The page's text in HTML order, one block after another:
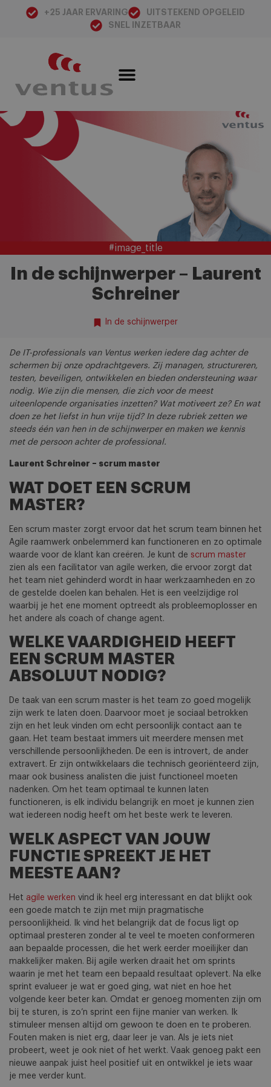
+25 JAAR ERVARING
UITSTEKEND OPGELEID
SNEL INZETBAAR
#image_title
In de schijnwerper – Laurent
Schreiner
In de schijnwerper
De IT-professionals van Ventus werken iedere dag achter de
schermen bij onze opdrachtgevers. Zij managen, structureren,
testen, beveiligen, ontwikkelen en bieden ondersteuning waar
nodig. Wie zijn die mensen, die zich voor de meest
uiteenlopende organisaties inzetten? Wat motiveert ze? En wat
doen ze het liefst in hun vrije tijd? In deze rubriek zetten we
steeds één van hen in de schijnwerper en maken we kennis
met de persoon achter de professional.
Laurent Schreiner – scrum master
WAT DOET EEN SCRUM
MASTER?
Een scrum master zorgt ervoor dat het scrum team binnen het
Agile raamwerk onbelemmerd kan functioneren en zo optimale
waarde voor de klant kan creëren. Je kunt de scrum master
zien als een facilitator van agile werken, die ervoor zorgt dat
het team niet gehinderd wordt in haar werkzaamheden en zo
de gestelde doelen kan behalen. Het is een veelzijdige rol
waarbij je het ene moment optreedt als probleemoplosser en
het andere als coach of change agent.
WELKE VAARDIGHEID HEEFT
EEN SCRUM MASTER
ABSOLUUT NODIG?
De taak van een scrum master is het team zo goed mogelijk
zijn werk te laten doen. Daarvoor moet je sociaal betrokken
zijn en het leuk vinden om echt persoonlijk contact aan te
gaan. Het team bestaat immers uit meerdere mensen met
verschillende persoonlijkheden. De een is introvert, de ander
extravert. Er zijn ontwikkelaars die technisch georiënteerd zijn,
maar ook business analisten die juist functioneel moeten
nadenken. Om het team optimaal te kunnen laten
functioneren, is elk individu belangrijk en moet je kunnen zien
wat iedereen nodig heeft om het beste werk te leveren.
WELK ASPECT VAN JOUW
FUNCTIE SPREEKT JE HET
MEESTE AAN?
Het agile werken vind ik heel erg interessant en dat blijkt ook
een goede match te zijn met mijn pragmatische
persoonlijkheid. Ik vind het belangrijk dat de focus ligt op
optimaal presteren zonder al te veel te moeten conformeren
aan bepaalde processen, die het werk eerder moeilijker dan
makkelijker maken. Bij agile werken draait het om sprints
waarin je met het team een bepaald resultaat oplevert. Na elke
sprint evalueer je wat er goed ging, wat niet en hoe het
volgende keer beter kan. Omdat er genoeg momenten zijn om
bij te sturen, is zo’n sprint een fijne manier van werken. Ik
stimuleer mensen altijd om gewoon te doen en te proberen.
Fouten maken is niet erg, daar leer je van. Als je iets niet
probeert, weet je ook niet of het werkt. Vaak genoeg pakt een
nieuwe aanpak juist heel positief uit en ontwikkel je iets waar
je mee verder kunt.